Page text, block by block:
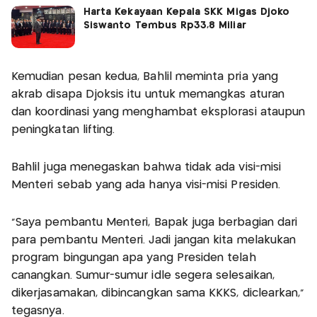
Harta Kekayaan Kepala SKK Migas Djoko
Siswanto Tembus Rp33,8 Miliar
Kemudian pesan kedua, Bahlil meminta pria yang
akrab disapa Djoksis itu untuk memangkas aturan
dan koordinasi yang menghambat eksplorasi ataupun
peningkatan lifting.
Bahlil juga menegaskan bahwa tidak ada visi-misi
Menteri sebab yang ada hanya visi-misi Presiden.
"Saya pembantu Menteri, Bapak juga berbagian dari
para pembantu Menteri. Jadi jangan kita melakukan
program bingungan apa yang Presiden telah
canangkan. Sumur-sumur idle segera selesaikan,
dikerjasamakan, dibincangkan sama KKKS, diclearkan,"
tegasnya.